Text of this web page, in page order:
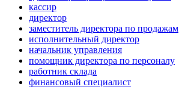
кассир
директор
заместитель директора по продажам
исполнительный директор
начальник управления
помощник директора по персоналу
работник склада
финансовый специалист